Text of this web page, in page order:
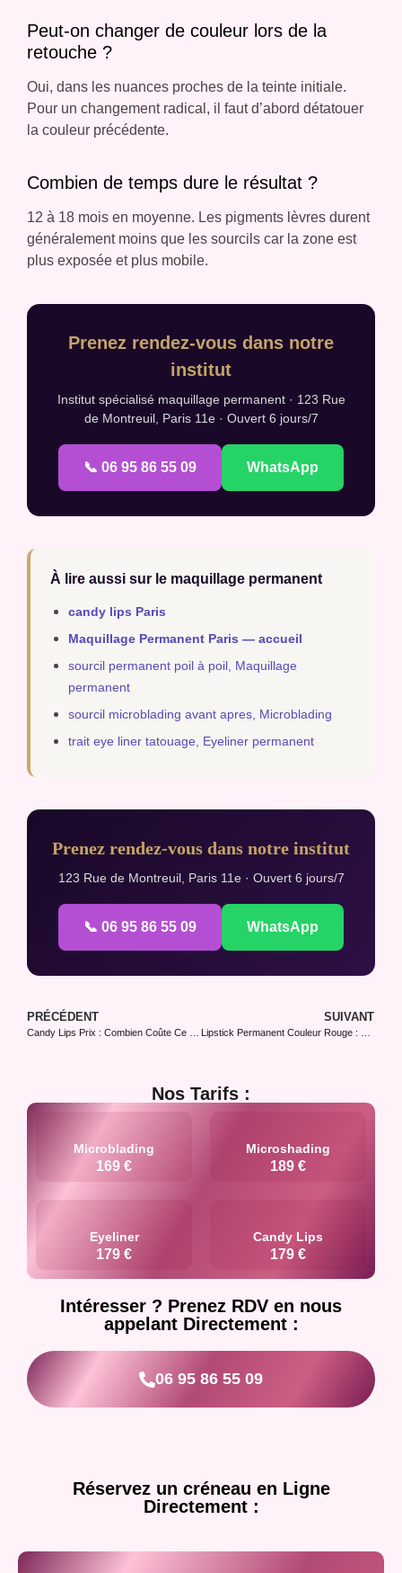
Peut-on changer de couleur lors de la
retouche ?
Oui, dans les nuances proches de la teinte initiale.
Pour un changement radical, il faut d’abord détatouer
la couleur précédente.
Combien de temps dure le résultat ?
12 à 18 mois en moyenne. Les pigments lèvres durent
généralement moins que les sourcils car la zone est
plus exposée et plus mobile.
Prenez rendez-vous dans notre
institut
Institut spécialisé maquillage permanent · 123 Rue
de Montreuil, Paris 11e · Ouvert 6 jours/7
📞 06 95 86 55 09 WhatsApp
À lire aussi sur le maquillage permanent
candy lips Paris
Maquillage Permanent Paris — accueil
sourcil permanent poil à poil, Maquillage
permanent
sourcil microblading avant apres, Microblading
trait eye liner tatouage, Eyeliner permanent
Prenez rendez-vous dans notre institut
123 Rue de Montreuil, Paris 11e · Ouvert 6 jours/7
📞 06 95 86 55 09 WhatsApp
PRÉCÉDENT SUIVANT
Nos Tarifs :
Microblading
169 €
Microshading
189 €
Eyeliner
179 €
Candy Lips
179 €
Intéresser ? Prenez RDV en nous
appelant Directement :
06 95 86 55 09
Réservez un créneau en Ligne
Directement :